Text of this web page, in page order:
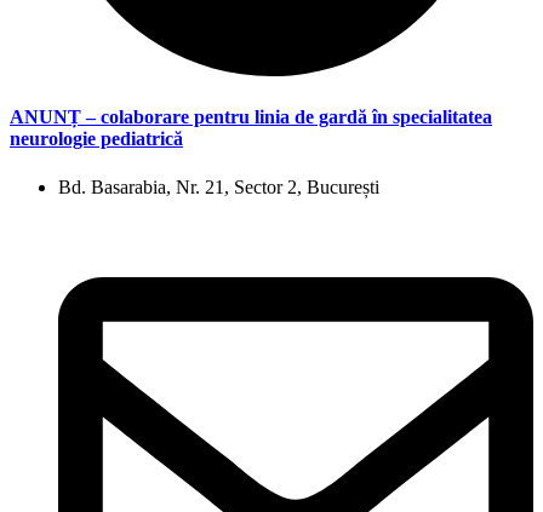
ANUNȚ – colaborare pentru linia de gardă în specialitatea
neurologie pediatrică
Bd. Basarabia, Nr. 21, Sector 2, București